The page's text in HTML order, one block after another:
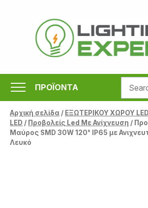
περιεχόμενο
ΠΡΟΪΟΝΤΑ
Αρχική σελίδα/ ΕΞΩΤΕΡΙΚΟΥ ΧΩΡΟΥ LED
LED / Προβολείς Led Με Ανίχνευση /
Μαύρος SMD 30W 120° IP65 με
Λευκό